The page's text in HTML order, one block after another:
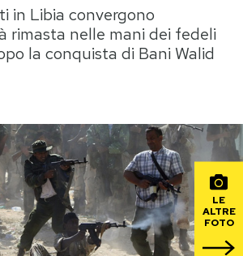
Consumismi
Storie/Idee
Altrecose
Mondiali calcio 2026
in Libia convergono
rimasta nelle mani dei fedeli
la conquista di Bani Walid
LE
ALTRE
FOTO